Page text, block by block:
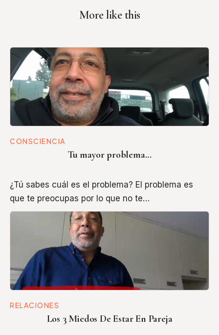
More like this
CONSCIENCIA
Tu mayor problema...
¿Tú sabes cuál es el problema? El problema es
que te preocupas por lo que no te…
RELACIONES
Los 3 Miedos De Estar En Pareja